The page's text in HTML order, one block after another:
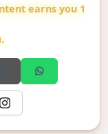
earns you 1